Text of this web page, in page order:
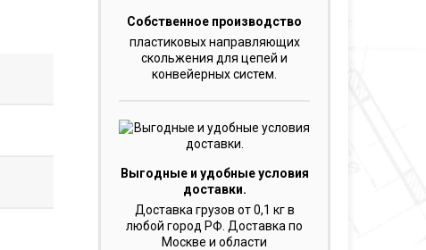
Собственное производство
пластиковых направляющих
скольжения для цепей и
конвейерных систем.
Выгодные и удобные условия
доставки.
Доставка грузов от 0,1 кг в
любой город РФ. Доставка по
Москве и области